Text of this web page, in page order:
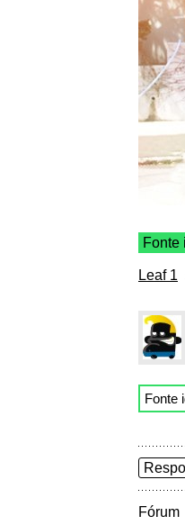
Fonte
Leaf 1
Fonte
Fórum